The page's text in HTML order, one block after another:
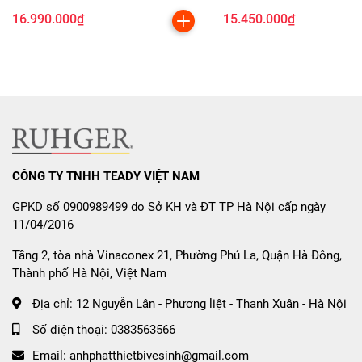
3. Công Suất Mạnh Mẽ –
Công suất từng bếp:
Booster mỗi vùng:
Tự động chia sẻ công suất – An
toàn nguồn điện
Khi sử dụng 2 vùng nấu cùng lúc, nếu tổng công suất đạt
3600W , bếp sẽ tự động điều chỉnh giảm – tăng giữa 2
vùng để bảo vệ nguồn điện, tránh quá tải, nâng cao tuổi
thọ linh kiện.
16.990.000₫ 15.450.000₫
CÔNG TY TNHH TEADY VIỆT NAM
GPKD số 0900989499 do Sở KH và ĐT TP Hà Nội cấp ngày
11/04/2016
Tầng 2, tòa nhà Vinaconex 21, Phường Phú La, Quận Hà Đông,
Thành phố Hà Nội, Việt Nam
Địa chỉ: 12 Nguyễn Lân - Phương liệt - Thanh Xuân - Hà Nội
Số điện thoại: 0383563566
Email: anhphatthietbivesinh@gmail.com